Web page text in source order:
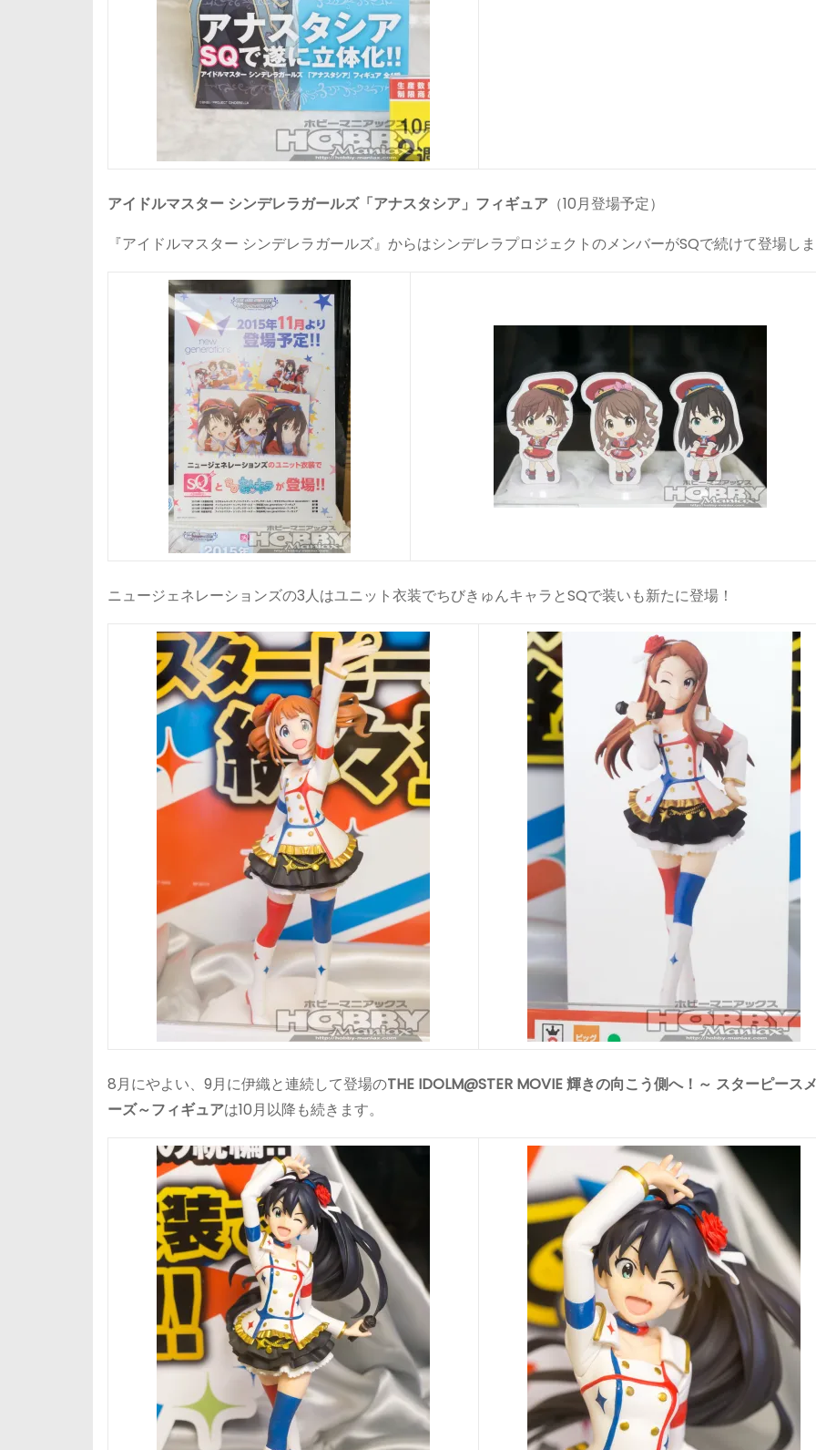
アイドルマスター シンデレラガールズ「アナスタシア」フィギュア （10月登場予定）
『アイドルマスター シンデレラガールズ』からはシンデレラプロジェクトのメンバーがSQで続けて登場し
ニュージェネレーションズの3人はユニット衣装でちびきゅんキャラとSQで装いも新たに登場！
8月にやよい、9月に伊織と連続して登場のTHE IDOLM@STER MOVIE 輝きの向こう側へ！～ スターピース
ーズ～フィギュアは10月以降も続きます。